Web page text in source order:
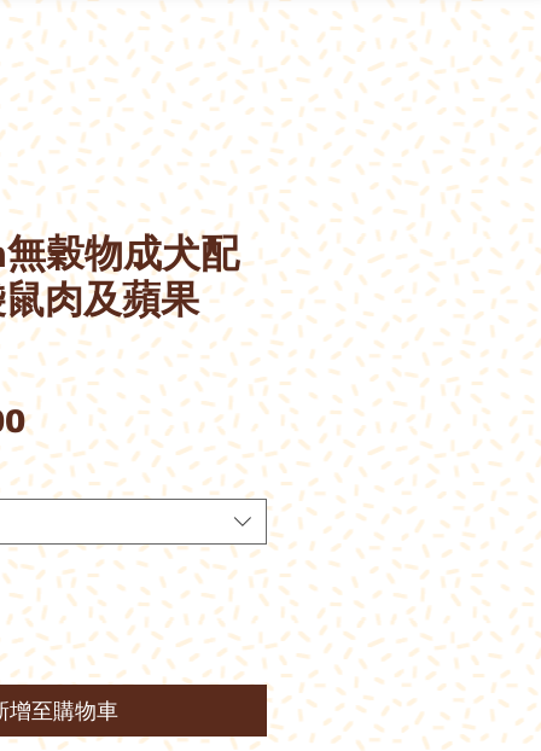
穀物成犬配
肉及蘋果
價
格
增至購物車